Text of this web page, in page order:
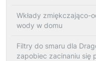
Wkłady zmiękczająco-
wody w domu
Filtry do smaru dla
zapobiec zacinaniu się